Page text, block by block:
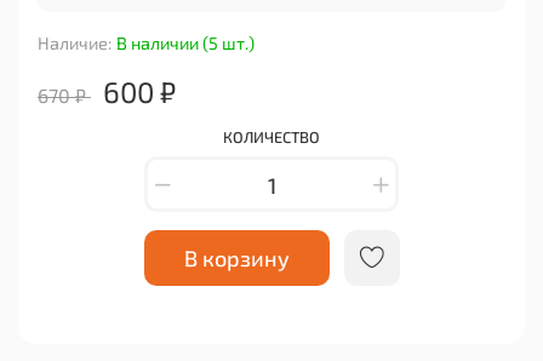
Наличие: В наличии (5 шт.)
670 ₽ 600 ₽
КОЛИЧЕСТВО
В корзину
Основные характеристики:
- Совместимость: Коврик специально
разработан для электросамоката Ninebot MAX
G30, что гарантирует идеальную посадку и
подходит точно под его размеры.
силикона, этот коврик обладает высокой
прослужит вам долгое время без потери своих
первоначальных свойств.
- Антискользящая поверхность: Благодаря